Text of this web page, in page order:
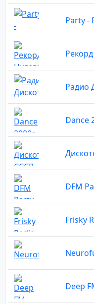
Party -
Радио
Dance
DFM
Frisky
Deep